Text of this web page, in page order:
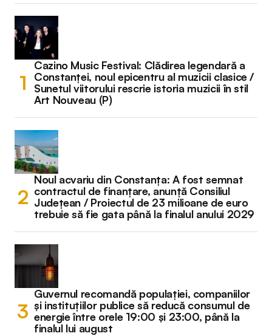
Cazino Music Festival: Clădirea legendară a
Constanței, noul epicentru al muzicii clasice /
Sunetul viitorului rescrie istoria muzicii în stil
Art Nouveau (P)
Noul acvariu din Constanța: A fost semnat
contractul de finanțare, anunță Consiliul
Județean / Proiectul de 23 milioane de euro
trebuie să fie gata până la finalul anului 2029
Guvernul recomandă populației, companiilor
și instituțiilor publice să reducă consumul de
energie între orele 19:00 și 23:00, până la
finalul lui august